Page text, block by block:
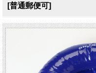
[普通郵便可]